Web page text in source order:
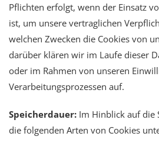
Pflichten erfolgt, wenn der Einsatz
ist, um unsere vertraglichen
welchen Zwecken die Cookies von
darüber klären wir im Laufe dieser
oder im Rahmen von unseren
Verarbeitungsprozessen auf.
Speicherdauer: Im Hinblick auf die
die folgenden Arten von Cookies